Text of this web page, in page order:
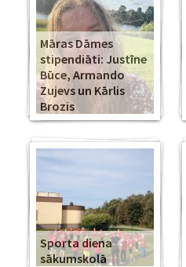
Māras Dāmes
stipendiāti: Justīne
Būce, Armando
Zujevs un Kārlis
Brozis
Sporta diena
sākumskolā